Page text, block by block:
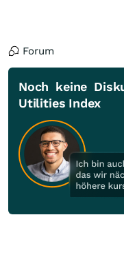
Forum
Noch keine
Utilities Index